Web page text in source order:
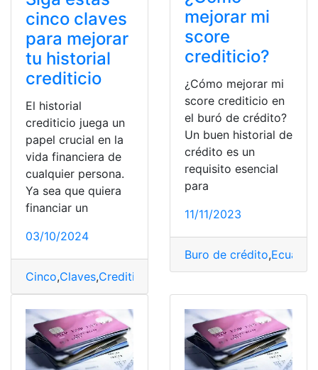
cinco claves
para mejorar
tu historial
crediticio
El historial
crediticio juega un
papel crucial en la
vida financiera de
cualquier persona.
Ya sea que quiera
financiar un
03/10/2024
Cinco,Claves,Crediticio Historial,Mejorar
mejorar mi
score
crediticio?
¿Cómo mejorar mi
score crediticio en
el buró de crédito?
Un buen historial de
crédito es un
requisito esencial
para
11/11/2023
Buro de crédito,Ecuador